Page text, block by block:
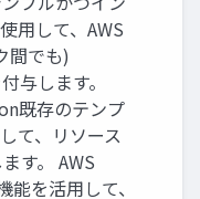
用して、AWS
間でも)
与します。
既存のテンプ
て、リソース
す。 AWS
を活用して、